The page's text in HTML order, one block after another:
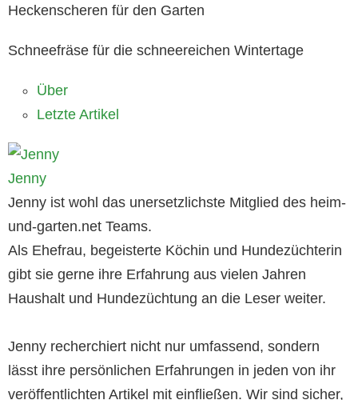
Heckenscheren für den Garten
Schneefräse für die schneereichen Wintertage
Über
Letzte Artikel
Jenny
Jenny ist wohl das unersetzlichste Mitglied des heim-
und-garten.net Teams.
Als Ehefrau, begeisterte Köchin und Hundezüchterin
gibt sie gerne ihre Erfahrung aus vielen Jahren
Haushalt und Hundezüchtung an die Leser weiter.
Jenny recherchiert nicht nur umfassend, sondern
lässt ihre persönlichen Erfahrungen in jeden von ihr
veröffentlichten Artikel mit einfließen. Wir sind sicher,